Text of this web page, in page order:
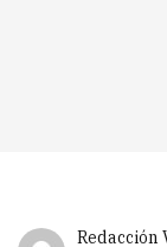
Redacción